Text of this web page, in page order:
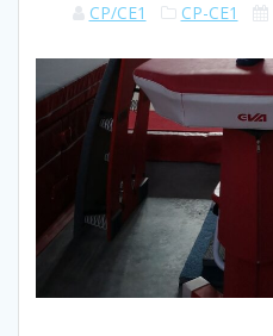
CP/CE1 CP-CE1